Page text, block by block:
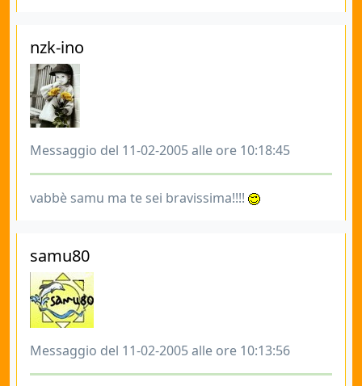
nzk-ino
Messaggio del 11-02-2005 alle ore 10:18:45
vabbè samu ma te sei bravissima!!!!
samu80
Messaggio del 11-02-2005 alle ore 10:13:56